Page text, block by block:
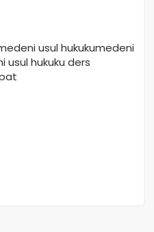
usul hukukumedeni
usul hukuku ders